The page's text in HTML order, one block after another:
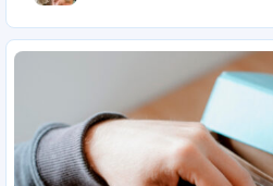
Локомотивы и
Наземные транспортно-
Электрическая тяга
Электротехника и